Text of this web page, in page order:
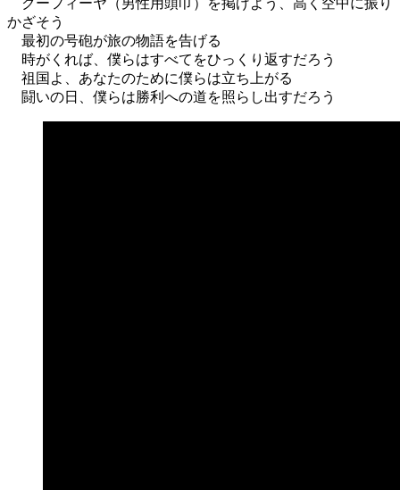
かざそう
最初の号砲が旅の物語を告げる
時がくれば、僕らはすべてをひっくり返すだろう
祖国よ、あなたのために僕らは立ち上がる
闘いの日、僕らは勝利への道を照らし出すだろう